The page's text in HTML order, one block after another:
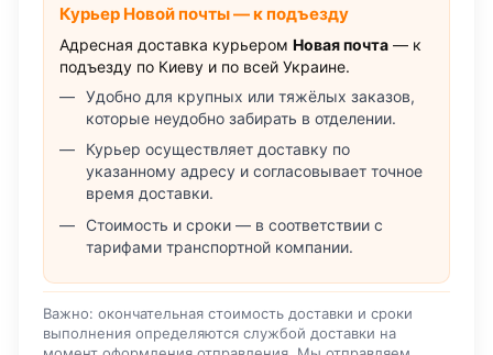
Курьер Новой почты — к подъезду
Адресная доставка курьером Новая почта — к
подъезду по Киеву и по всей Украине.
Удобно для крупных или тяжёлых заказов,
которые неудобно забирать в отделении.
Курьер осуществляет доставку по
указанному адресу и согласовывает точное
время доставки.
Стоимость и сроки — в соответствии с
тарифами транспортной компании.
Важно: окончательная стоимость доставки и сроки
выполнения определяются службой доставки на